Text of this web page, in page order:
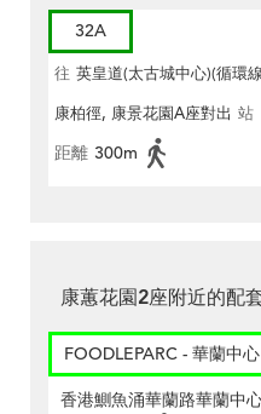
32A
往 英皇道(太古城中心)(循環
康柏徑, 康景花園A座對出 站
距離 300m
康蕙花園2座附近的配
FOODLEPARC - 華蘭中心
香港鰂魚涌華蘭路華蘭中